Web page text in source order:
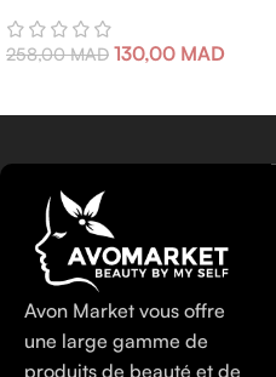
258,00MAD 130,00 MAD
Avon Market vous offre
une large gamme de
produits de beauté et de